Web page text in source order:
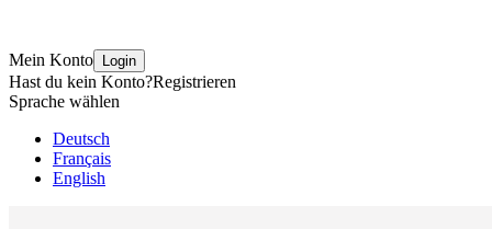
Mein Konto Login
Hast du kein Konto?Registrieren
Sprache wählen
Deutsch
Français
English